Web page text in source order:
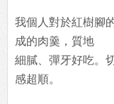
我個人對於紅樹腳
成的肉羹，質地
細膩、彈牙好吃。
感超順。